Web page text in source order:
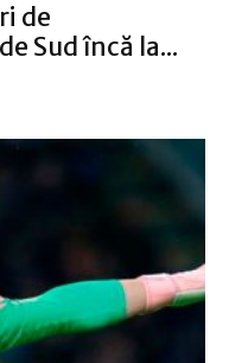
de
Sud încă la...